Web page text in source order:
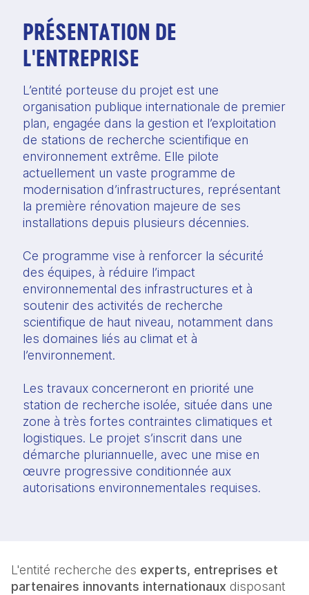
PRÉSENTATION DE
L'ENTREPRISE
L’entité porteuse du projet est une
organisation publique internationale de premier
plan, engagée dans la gestion et l’exploitation
de stations de recherche scientifique en
environnement extrême. Elle pilote
actuellement un vaste programme de
modernisation d’infrastructures, représentant
la première rénovation majeure de ses
installations depuis plusieurs décennies.
Ce programme vise à renforcer la sécurité
des équipes, à réduire l’impact
environnemental des infrastructures et à
soutenir des activités de recherche
scientifique de haut niveau, notamment dans
les domaines liés au climat et à
l’environnement.
Les travaux concerneront en priorité une
station de recherche isolée, située dans une
zone à très fortes contraintes climatiques et
logistiques. Le projet s’inscrit dans une
démarche pluriannuelle, avec une mise en
œuvre progressive conditionnée aux
autorisations environnementales requises.
L'entité recherche des experts, entreprises et
partenaires innovants internationaux disposant